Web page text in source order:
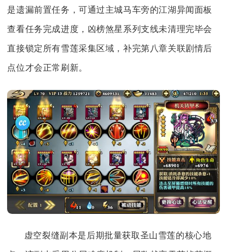
是遗漏前置任务，可通过主城马车旁的江湖异闻面板
查看任务完成进度，凶榜煞星系列支线未清理完毕会
直接锁定所有雪莲采集区域，补完第八章关联剧情后
点位才会正常刷新。
虚空裂缝副本是后期批量获取圣山雪莲的核心地